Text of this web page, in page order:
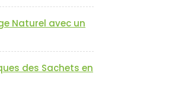
Naturel avec un
des Sachets en